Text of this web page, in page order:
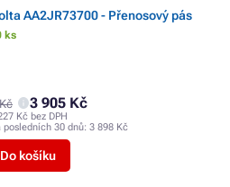
AA2JR73700 - Přenosový pás
ks
3 905 Kč
Kč bez DPH
posledních 30 dnů: 3 898 Kč
Do košíku